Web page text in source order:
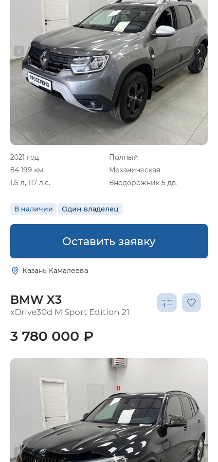
2021 год
Полный
84 199 км.
Механическая
1.6 л, 117 л.с.
Внедорожник 5 дв.
В наличии Один владелец
Оставить заявку
Казань Камалеева
BMW X3
xDrive30d M Sport Edition 21
3 780 000 ₽